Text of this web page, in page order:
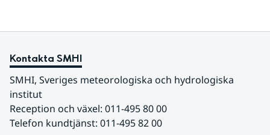
Kontakta SMHI
SMHI, Sveriges meteorologiska och hydrologiska
institut
Reception och växel: 011-495 80 00
Telefon kundtjänst: 011-495 82 00